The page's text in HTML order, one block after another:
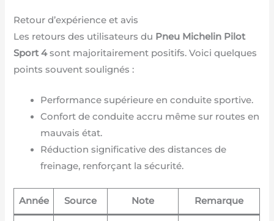
Retour d’expérience et avis
Les retours des utilisateurs du Pneu Michelin Pilot
Sport 4sont majoritairement positifs. Voici quelques
points souvent soulignés :
Performance supérieure en conduite sportive.
Confort de conduite accru même sur routes en
mauvais état.
Réduction significative des distances de
freinage, renforçant la sécurité.
Année Source Note Remarque